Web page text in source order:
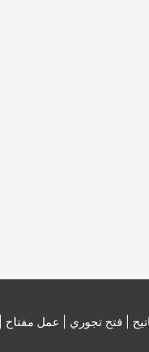
| فتح تجوري | عمل مفتاح